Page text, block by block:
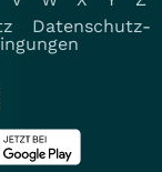
Datenschutz-